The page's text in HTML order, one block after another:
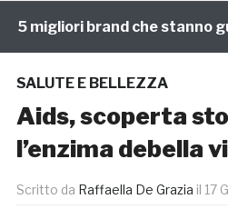
migliori brand che stanno
SALUTE E BELLEZZA
Aids, scoperta
l’enzima debella
Scritto da Raffaella De Grazia il 17